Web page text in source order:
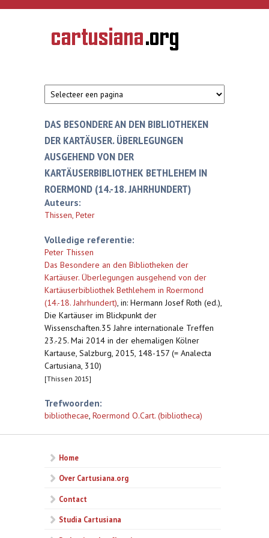
Overslaan en naar de inhoud gaan
CARTUSIANA
Geschiedenis
van de
DAS BESONDERE AN DEN BIBLIOTHEKEN
DER KARTÄUSER. ÜBERLEGUNGEN
AUSGEHEND VON DER
KARTÄUSERBIBLIOTHEK BETHLEHEM IN
ROERMOND (14.-18. JAHRHUNDERT)
Auteurs:
Thissen, Peter
Volledige referentie:
Peter Thissen
Das Besondere an den Bibliotheken der
Kartäuser. Überlegungen ausgehend von der
Kartäuserbibliothek Bethlehem in Roermond
(14.-18. Jahrhundert), in: Hermann Josef Roth (ed.),
Die Kartäuser im Blickpunkt der
Wissenschaften.35 Jahre internationale Treffen
23.-25. Mai 2014 in der ehemaligen Kölner
Kartause, Salzburg, 2015, 148-157 (= Analecta
Cartusiana, 310)
[Thissen 2015]
Trefwoorden:
bibliothecae, Roermond O.Cart. (bibliotheca)
Home
Over Cartusiana.org
Contact
Studia Cartusiana